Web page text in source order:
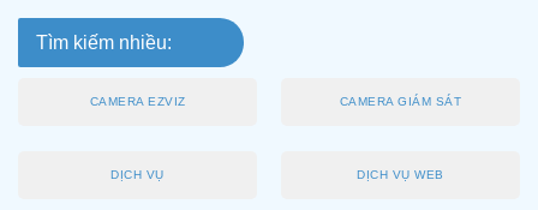
Tìm kiếm nhiều:
CAMERA EZVIZ CAMERA GIÁM SÁT
DỊCH VỤ DỊCH VỤ WEB